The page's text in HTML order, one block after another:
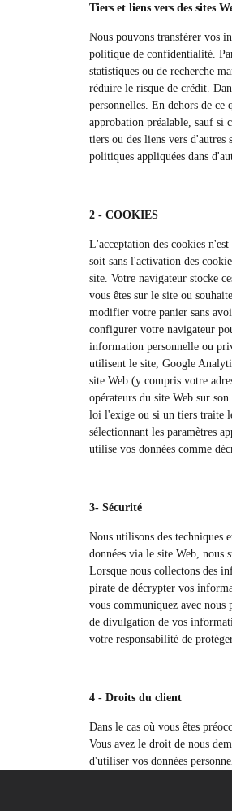
Tiers et liens vers des sites
Nous pouvons transférer vos
politique de confidentialité.
statistiques ou de recherche
réduire le risque de crédit.
personnelles. En dehors de
approbation préalable, sauf si
tiers ou des liens vers d'autres
politiques appliquées dans
2 - COOKIES
L'acceptation des cookies
soit sans l'activation des
site. Votre navigateur stocke
vous êtes sur le site ou
modifier votre panier sans
configurer votre navigateur
information personnelle ou
utilisent le site, Google
site Web (y compris votre
opérateurs du site Web sur
loi l'exige ou si un tiers traite
sélectionnant les paramètres
utilise vos données comme
3- Sécurité
Nous utilisons des techniques
données via le site Web, nous
Lorsque nous collectons des
pirate de décrypter vos
vous communiquez avec nous
de divulgation de vos
votre responsabilité de
4 - Droits du client
Dans le cas où vous êtes
Vous avez le droit de nous
d'utiliser vos données